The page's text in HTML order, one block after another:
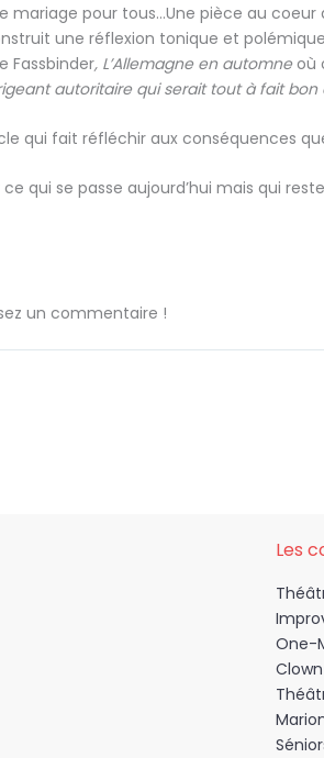
mariage pour tous…Une pièce au coeur
une réflexion tonique et
Fassbinder, L’Allemagne en automne où
autoritaire qui serait tout à fait bon
qui fait réfléchir aux conséquences
qui se passe aujourd’hui mais qui
un commentaire !
Les
One-
Clown